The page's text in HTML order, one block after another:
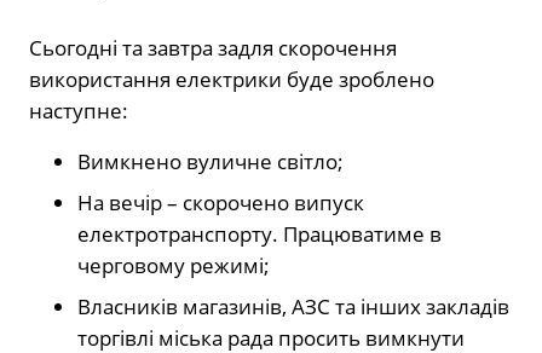
Сьогодні та завтра задля скорочення
використання електрики буде зроблено
наступне:
Вимкнено вуличне світло;
На вечір – скорочено випуск
електротранспорту. Працюватиме в
черговому режимі;
Власників магазинів, АЗС та інших закладів
торгівлі міська рада просить вимкнути